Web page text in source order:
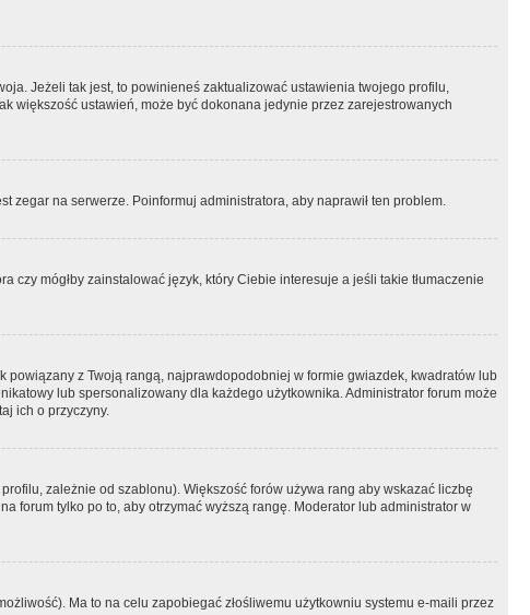
Jeżeli tak jest, to powinieneś zaktualizować ustawienia twojego profilu,
większość ustawień, może być dokonana jedynie przez zarejestrowanych
zegar na serwerze. Poinformuj administratora, aby naprawił ten problem.
czy mógłby zainstalować język, który Ciebie interesuje a jeśli takie tłumaczenie
z Twoją rangą, najprawdopodobniej w formie gwiazdek, kwadratów lub
lub spersonalizowany dla każdego użytkownika. Administrator forum może
ich o przyczyny.
zależnie od szablonu). Większość forów używa rang aby wskazać liczbę
forum tylko po to, aby otrzymać wyższą rangę. Moderator lub administrator w
Ma to na celu zapobiegać złośliwemu użytkowniu systemu e-maili przez